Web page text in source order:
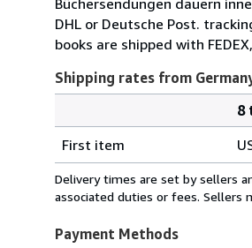
DHL or Deutsche Post.
books are shipped with
Shipping rates from
rates
from
Germany
U.S.A.
8
First item
Delivery times are set by sellers
associated duties or fees. Sellers
Payment Methods